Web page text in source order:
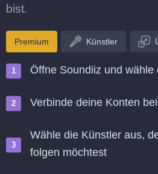
bist.
Premium Künstler
Öffne Soundiiz und wähle
Verbinde deine Konten
Wähle die Künstler aus,
folgen möchtest